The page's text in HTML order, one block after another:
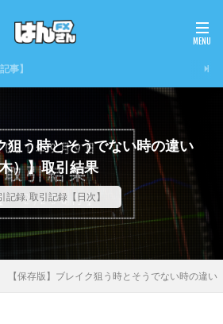
事】
狙う時とそうでない時の違い
）】取引結果
記録, 取引記録【日次】
【保存版】ブレイク狙う時とそうでない時の違